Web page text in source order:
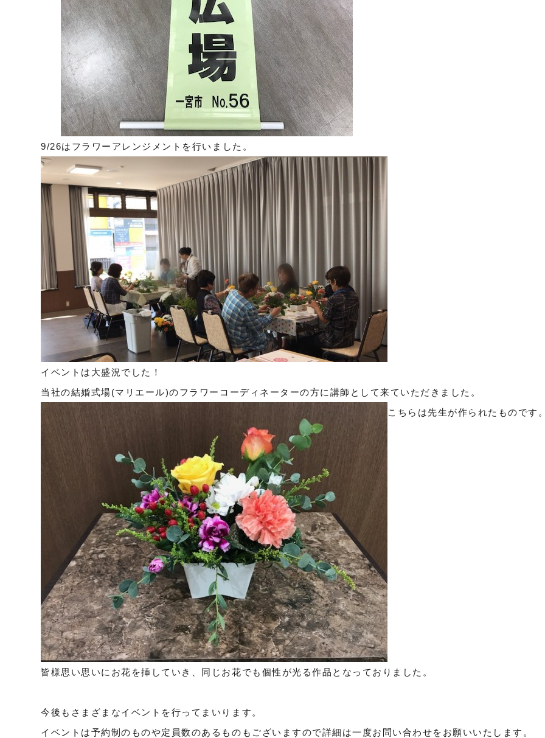
9/26はフラワーアレンジメントを行いました。
イベントは大盛況でした！
当社の結婚式場(マリエール)のフラワーコーディネーターの方に講師として来ていただきました。
こちらは先生が作られたものです。
皆様思い思いにお花を挿していき、同じお花でも個性が光る作品となっておりました。
今後もさまざまなイベントを行ってまいります。
イベントは予約制のものや定員数のあるものもございますので詳細は一度お問い合わせをお願いいたします。